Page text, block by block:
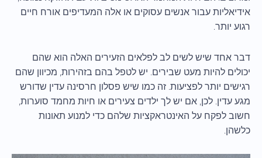
אידיאליות עבור אנשים עסוקים או אלה המעדיפים אורח חיים
רגוע יותר.
דבר אחד שיש לשים לב לפלאים הזעירים האלה הוא שהם
יכולים להיות מעט שבירים. יש לטפל בהם בזהירות, מכיוון שהם
רגישים יותר לפציעות. זה כמו שיש פסלון חרסינה עדין שדורש
מגע עדין. לכן, אם יש לך ילדים צעירים או חיות מחמד סוערות,
חשוב לפקח על האינטראקציות שלהם כדי למנוע תאונות
כלשהן.